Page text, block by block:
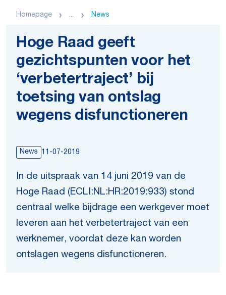
Homepage ... News
Hoge Raad geeft
gezichtspunten voor het
‘verbetertraject’ bij
toetsing van ontslag
wegens disfunctioneren
News 11-07-2019
In de uitspraak van 14 juni 2019 van de
Hoge Raad (ECLI:NL:HR:2019:933) stond
centraal welke bijdrage een werkgever moet
leveren aan het verbetertraject van een
werknemer, voordat deze kan worden
ontslagen wegens disfunctioneren.